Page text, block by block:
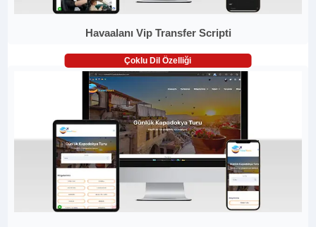
Havaalanı Vip Transfer Scripti
Çoklu Dil Özelliği